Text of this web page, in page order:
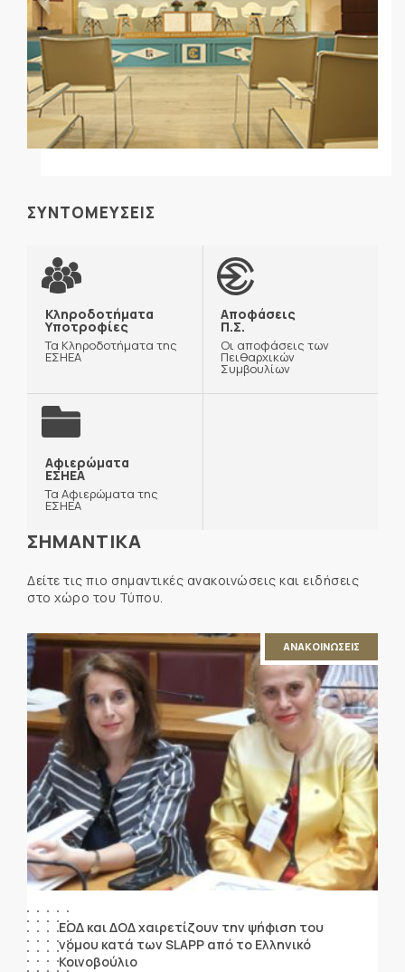
ΣΥΝΤΟΜΕΥΣΕΙΣ
Κληροδοτήματα
Υποτροφίες
Τα Κληροδοτήματα της
ΕΣΗΕΑ
Αποφάσεις
Π.Σ.
Οι αποφάσεις των
Πειθαρχικών
Συμβουλίων
Αφιερώματα
ΕΣΗΕΑ
Τα Αφιερώματα της
ΕΣΗΕΑ
ΣΗΜΑΝΤΙΚΑ
Δείτε τις πιο σημαντικές ανακοινώσεις και ειδήσεις
στο χώρο του Τύπου.
ΑΝΑΚΟΙΝΩΣΕΙΣ
ΕΟΔ και ΔΟΔ χαιρετίζουν την ψήφιση του
νόμου κατά των SLAPP από το Ελληνικό
Κοινοβούλιο